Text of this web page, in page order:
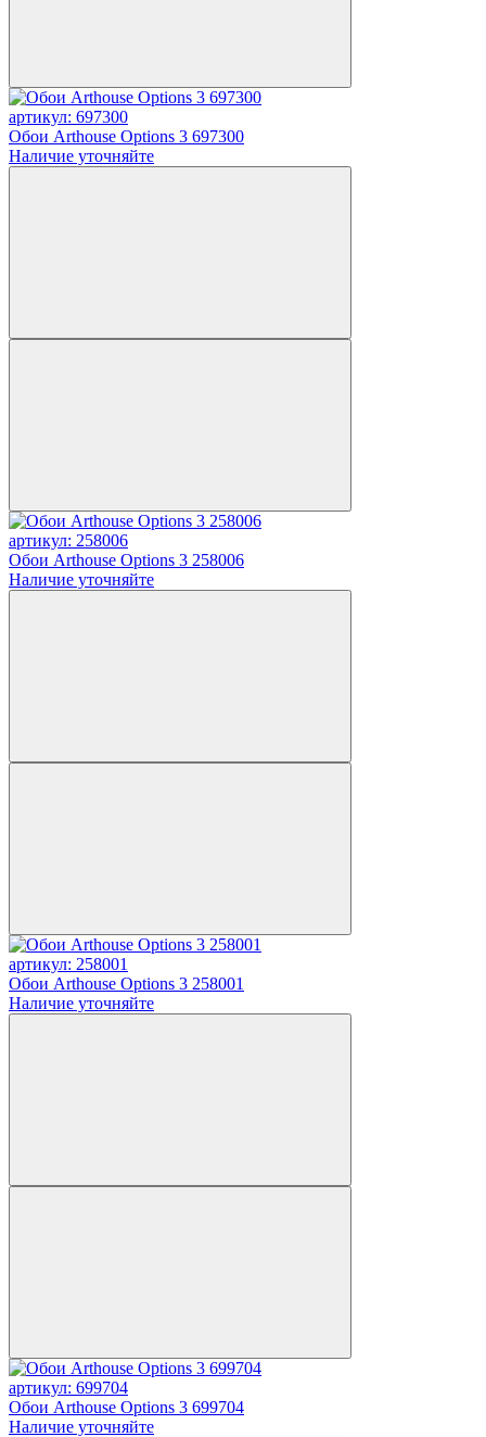
артикул: 697300
Обои Arthouse Options 3 697300
Наличие уточняйте
артикул: 258006
Обои Arthouse Options 3 258006
Наличие уточняйте
артикул: 258001
Обои Arthouse Options 3 258001
Наличие уточняйте
артикул: 699704
Обои Arthouse Options 3 699704
Наличие уточняйте